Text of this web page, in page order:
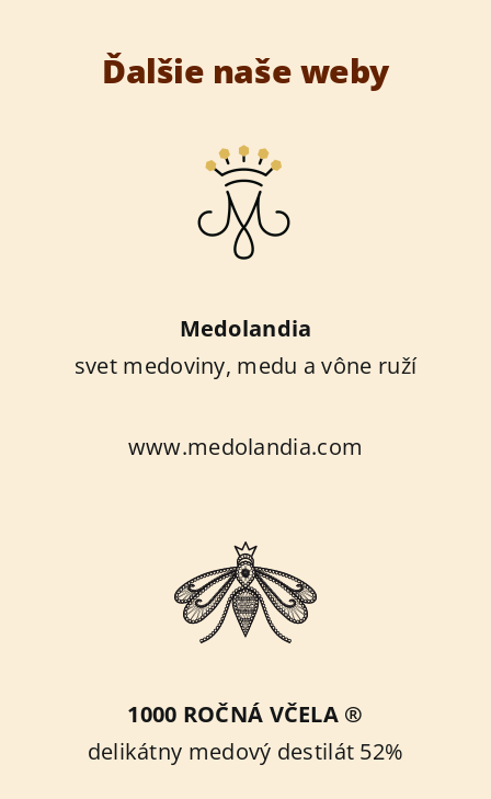
Ďalšie naše weby
Medolandia
svet medoviny, medu a vône ruží
www.medolandia.com
1000 ROČNÁ VČELA ®
delikátny medový destilát 52%